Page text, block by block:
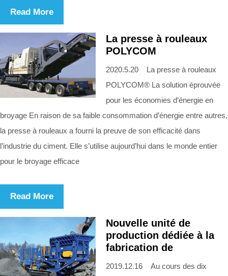
Read More
La presse à rouleaux
POLYCOM
2020.5.20 La presse à rouleaux
POLYCOM® La solution éprouvée
pour les économies d’énergie en
broyage En raison de sa faible consommation d’énergie entre autres,
la presse à rouleaux a fourni la preuve de son efficacité dans
l’industrie du ciment. Elle s’utilise aujourd’hui dans le monde entier
pour le broyage efficace
Read More
Nouvelle unité de
production dédiée à la
fabrication de
2019.12.16 Au cours des dix